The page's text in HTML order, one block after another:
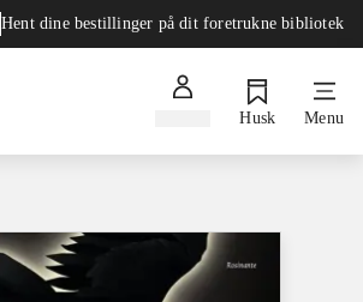
Hent dine bestillinger på dit foretrukne bibliotek
Husk Menu